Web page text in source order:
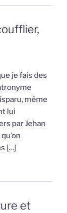
je fais des
même
lui
par Jehan
[…]
et